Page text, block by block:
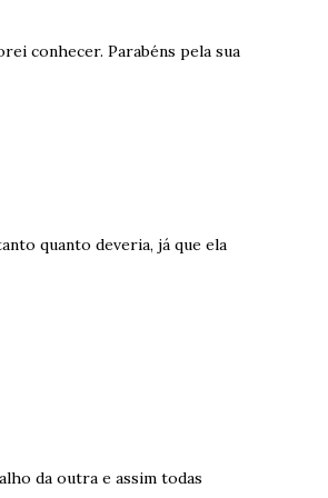
conhecer. Parabéns pela sua
quanto deveria, já que ela
da outra e assim todas